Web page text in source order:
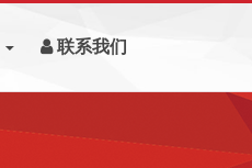
联系我们